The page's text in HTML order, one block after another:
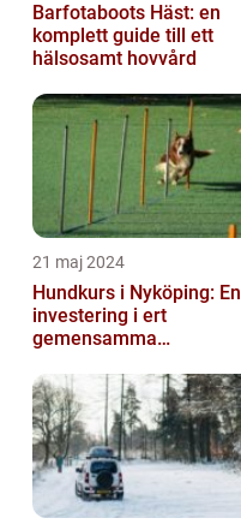
Barfotaboots Häst: en
komplett guide till ett
hälsosamt hovvård
21 maj 2024
Hundkurs i Nyköping: En
investering i ert
gemensamma